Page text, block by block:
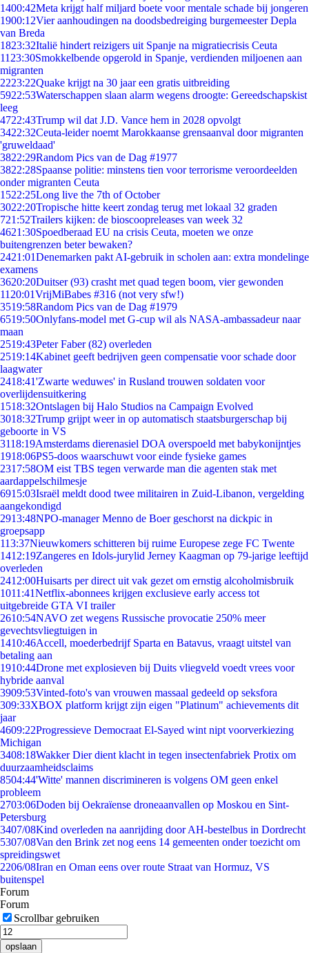
1400:42Meta krijgt half miljard boete voor mentale schade bij jongeren
1900:12Vier aanhoudingen na doodsbedreiging burgemeester Depla
van Breda
1823:32Italië hindert reizigers uit Spanje na migratiecrisis Ceuta
11 23:30Smokkelbende opgerold in Spanje, verdienden miljoenen aan
migranten
2223:22Quake krijgt na 30 jaar een gratis uitbreiding
5922:53Waterschappen slaan alarm wegens droogte: Gereedschapskist
leeg
4722:43Trump wil dat J.D. Vance hem in 2028 opvolgt
3422:32Ceuta-leider noemt Marokkaanse grensaanval door migranten
'gruweldaad'
3822:29Random Pics van de Dag #1977
3822:28Spaanse politie: minstens tien voor terrorisme veroordeelden
onder migranten Ceuta
1522:25Long live the 7th of October
3022:20Tropische hitte keert zondag terug met lokaal 32 graden
721:52Trailers kijken: de bioscoopreleases van week 32
4621:30Spoedberaad EU na crisis Ceuta, moeten we onze
buitengrenzen beter bewaken?
2421:01Denemarken pakt AI-gebruik in scholen aan: extra mondelinge
examens
3620:20Duitser (93) crasht met quad tegen boom, vier gewonden
11 20:01VrijMiBabes #316 (not very sfw!)
3519:58Random Pics van de Dag #1979
6519:50Onlyfans-model met G-cup wil als NASA-ambassadeur naar
maan
2519:43Peter Faber (82) overleden
2519:14Kabinet geeft bedrijven geen compensatie voor schade door
laagwater
2418:41'Zwarte weduwes' in Rusland trouwen soldaten voor
overlijdensuitkering
1518:32Ontslagen bij Halo Studios na Campaign Evolved
3018:32Trump grijpt weer in op automatisch staatsburgerschap bij
geboorte in VS
3118:19Amsterdams dierenasiel DOA overspoeld met babykonijntjes
1918:06PS5-doos waarschuwt voor einde fysieke games
2317:58OM eist TBS tegen verwarde man die agenten stak met
aardappelschilmesje
6915:03Israël meldt dood twee militairen in Zuid-Libanon, vergelding
aangekondigd
2913:48NPO-manager Menno de Boer geschorst na dickpic in
groepsapp
113:37Nieuwkomers schitteren bij ruime Europese zege FC Twente
1412:19Zangeres en Idols-jurylid Jerney Kaagman op 79-jarige leeftijd
overleden
2412:00Huisarts per direct uit vak gezet om ernstig alcoholmisbruik
1011:41Netflix-abonnees krijgen exclusieve early access tot
uitgebreide GTA VI trailer
2610:54NAVO zet wegens Russische provocatie 250% meer
gevechtsvliegtuigen in
1410:46Accell, moederbedrijf Sparta en Batavus, vraagt uitstel van
betaling aan
1910:44Drone met explosieven bij Duits vliegveld voedt vrees voor
hybride aanval
3909:53Vinted-foto's van vrouwen massaal gedeeld op seksfora
309:33XBOX platform krijgt zijn eigen "Platinum" achievements dit
jaar
4609:22Progressieve Democraat El-Sayed wint nipt voorverkiezing
Michigan
3408:18Wakker Dier dient klacht in tegen insectenfabriek Protix om
duurzaamheidsclaims
8504:44'Witte' mannen discrimineren is volgens OM geen enkel
probleem
2703:06Doden bij Oekraïense droneaanvallen op Moskou en Sint-
Petersburg
3407/08Kind overleden na aanrijding door AH-bestelbus in Dordrecht
5307/08Van den Brink zet nog eens 14 gemeenten onder toezicht om
spreidingswet
2206/08Iran en Oman eens over route Straat van Hormuz, VS
buitenspel
Forum
Forum
Scrollbar gebruiken
opslaan